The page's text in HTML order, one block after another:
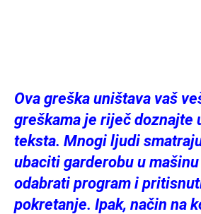
Ova greška uništava vaš
greškama je riječ doznajte
teksta. Mnogi ljudi
ubaciti garderobu u mašinu
odabrati program i
pokretanje. Ipak, način na